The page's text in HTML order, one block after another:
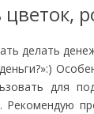
делать
для
Рекомендую